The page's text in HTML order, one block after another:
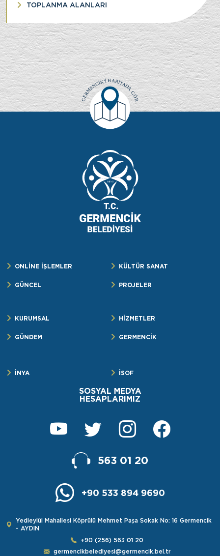
TOPLANMA ALANLARI
ONLİNE İŞLEMLER KÜLTÜR SANAT
GÜNCEL PROJELER
KURUMSAL HİZMETLER
GÜNDEM GERMENCİK
İNYA İSOF
SOSYAL MEDYA
HESAPLARIMIZ
563 01 20
+90 533 894 9690
Yedieylül Mahallesi Köprülü Mehmet Paşa Sokak No: 16 Germencik
- AYDIN
+90 (256) 563 01 20
germencikbelediyesi@germencik.bel.tr